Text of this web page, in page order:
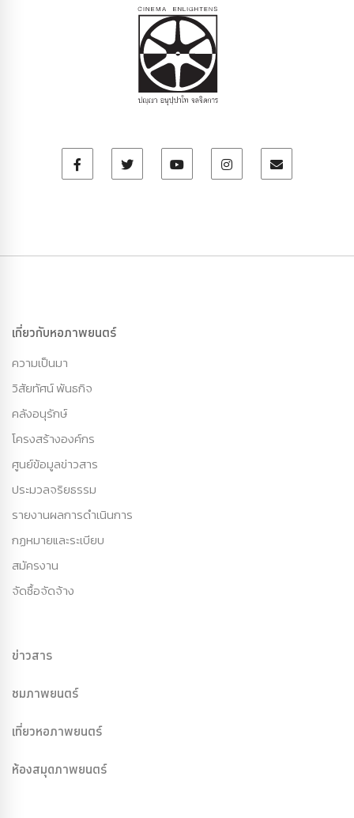
เกี่ยวกับหอภาพยนตร์
ความเป็นมา
วิสัยทัศน์ พันธกิจ
คลังอนุรักษ์
โครงสร้างองค์กร
ศูนย์ข้อมูลข่าวสาร
ประมวลจริยธรรม
รายงานผลการดำเนินการ
กฏหมายและระเบียบ
สมัครงาน
จัดซื้อจัดจ้าง
ข่าวสาร
ชมภาพยนตร์
เที่ยวหอภาพยนตร์
ห้องสมุดภาพยนตร์